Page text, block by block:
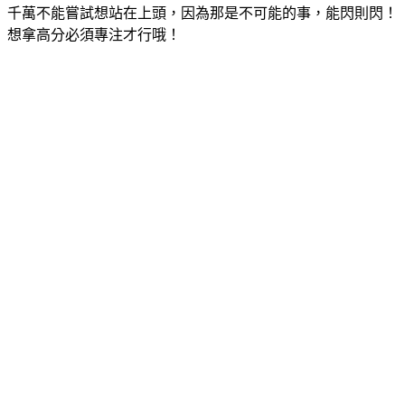
千萬不能嘗試想站在上頭，因為那是不可能的事，能閃則閃！
想拿高分必須專注才行哦！